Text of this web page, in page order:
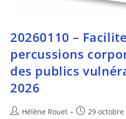
20260110 –
percussions
des publics
2026
Hélène Rouet
29 octobre